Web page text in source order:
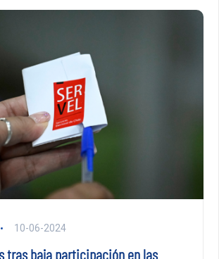
10-06-2024
tras baja participación en las